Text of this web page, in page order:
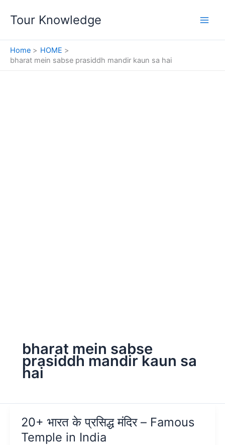
Tour Knowledge
Home
HOME
bharat mein sabse prasiddh mandir kaun sa hai
bharat mein sabse
prasiddh mandir kaun sa
hai
20+ भारत के प्रसिद्ध मंदिर – Famous
Temple in India